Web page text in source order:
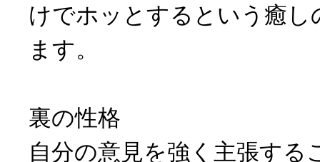
けでホッとするという癒
ます。
裏の性格
自分の意見を強く主張する